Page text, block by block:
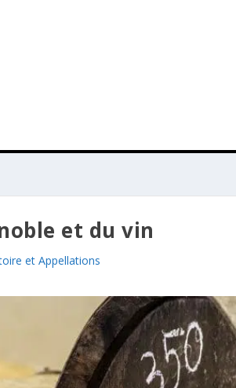
et du vin
et Appellations